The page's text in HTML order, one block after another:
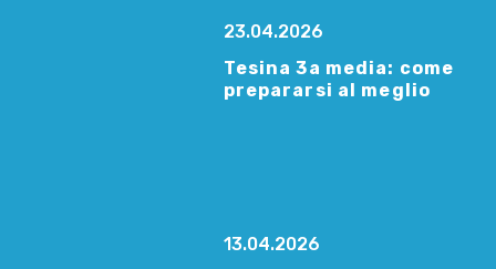
23.04.2026
Tesina 3a media: come
prepararsi al meglio
13.04.2026